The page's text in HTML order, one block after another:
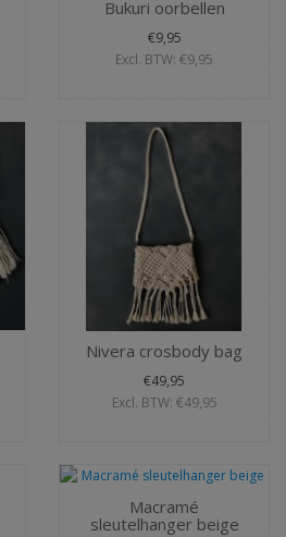
Bukuri oorbellen
€9,95
Excl. BTW: €9,95
Nivera crosbody bag
€49,95
Excl. BTW: €49,95
Macramé
sleutelhanger beige